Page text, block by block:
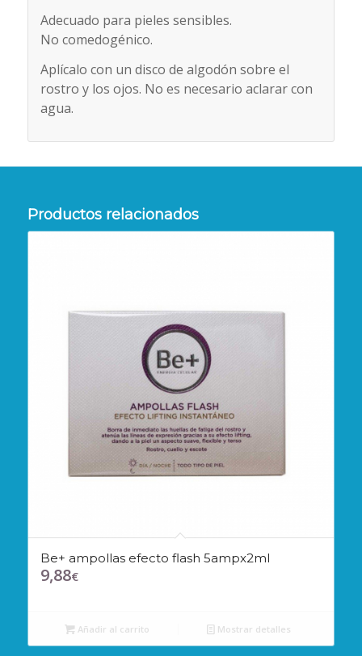
Adecuado para pieles sensibles.
No comedogénico.
Aplícalo con un disco de algodón sobre el
rostro y los ojos. No es necesario aclarar con
agua.
Productos relacionados
Be+ ampollas efecto flash 5ampx2ml
9,88€
Añadir al carrito Mostrar detalles